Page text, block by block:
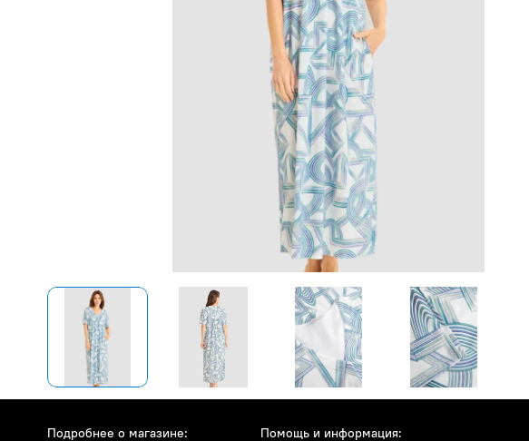
Подробнее о магазине: Помощь и информация: